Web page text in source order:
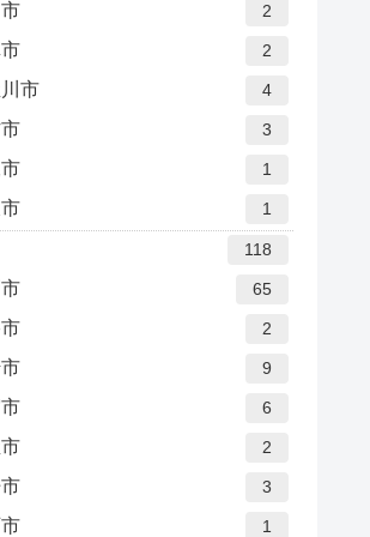
2
2
市 4
3
1
1
118
65
2
9
6
2
3
1